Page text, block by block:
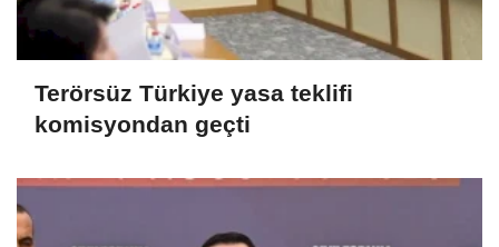
Terörsüz Türkiye yasa teklifi
komisyondan geçti